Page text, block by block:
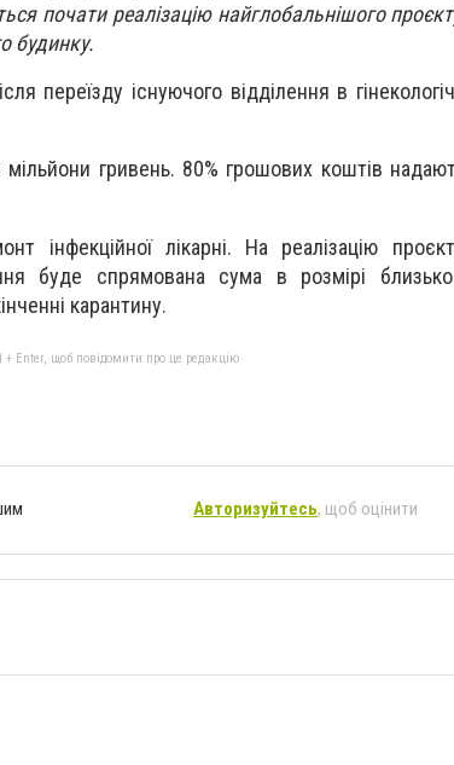
почати реалізацію найглобальнішого
будинку.
переїзду існуючого відділення в
гривень. 80% грошових коштів
інфекційної лікарні. На реалізацію
буде спрямована сума в розмірі
карантину.
+ Enter, щоб повідомити про це редакцію
Авторизуйтесь, щоб оцінити